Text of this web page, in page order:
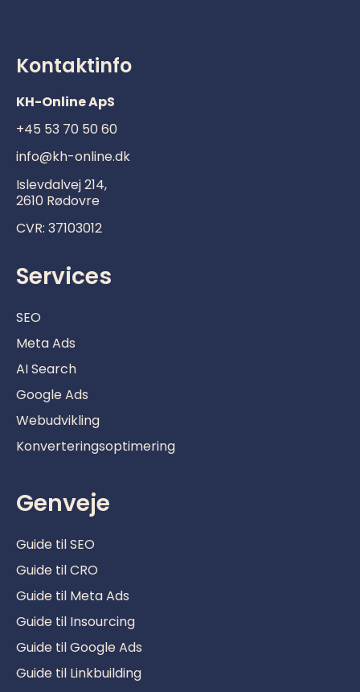
Kontaktinfo
KH-Online ApS
+45 53 70 50 60
info@kh-online.dk
Islevdalvej 214,
2610 Rødovre
CVR: 37103012
Services
SEO
Meta Ads
AI Search
Google Ads
Webudvikling
Konverteringsoptimering
Genveje
Guide til SEO
Guide til CRO
Guide til Meta Ads
Guide til Insourcing
Guide til Google Ads
Guide til Linkbuilding